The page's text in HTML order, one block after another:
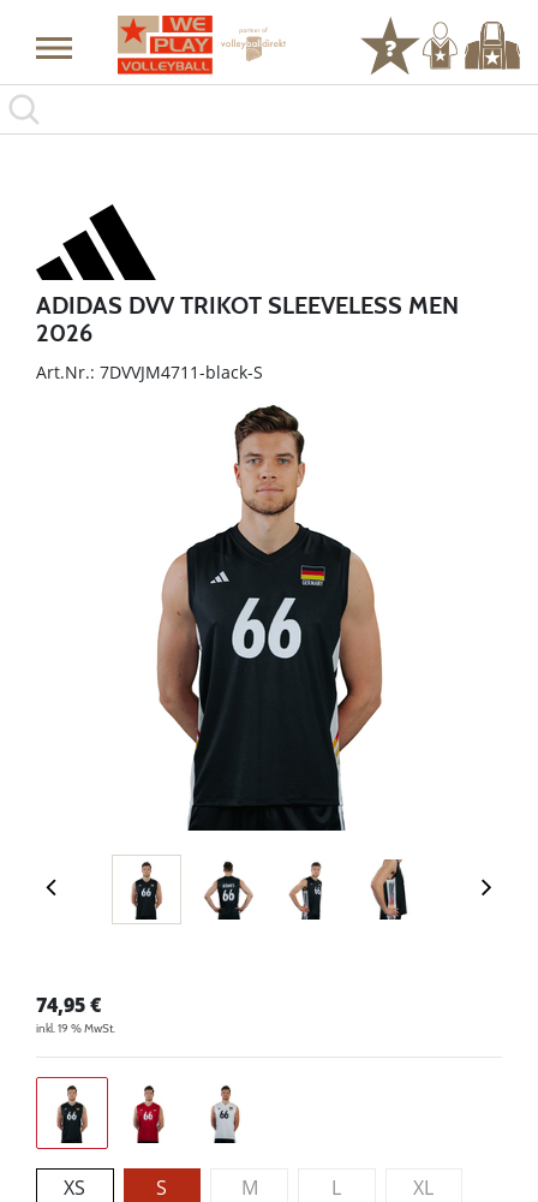
ADIDAS DVV TRIKOT SLEEVELESS MEN
2026
Art.Nr.: 7DVVJM4711-black-S
74,95€
inkl. 19 % MwSt.
XS S M L
XL